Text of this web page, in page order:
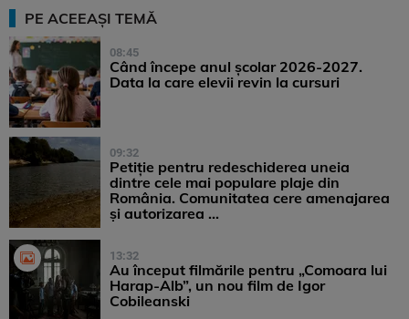
PE ACEEAȘI TEMĂ
08:45
Când începe anul școlar 2026-2027.
Data la care elevii revin la cursuri
09:32
Petiție pentru redeschiderea uneia
dintre cele mai populare plaje din
România. Comunitatea cere amenajarea
și autorizarea ...
13:32
Au început filmările pentru „Comoara lui
Harap-Alb”, un nou film de Igor
Cobileanski